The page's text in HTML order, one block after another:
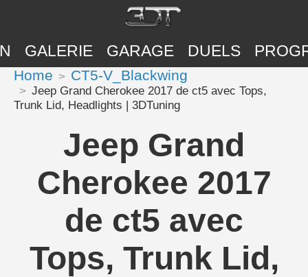
GALERIE GARAGE DUELS
Home CT5-V_Blackwing
Jeep Grand Cherokee 2017 de ct5 avec Tops,
Trunk Lid, Headlights | 3DTuning
Jeep Grand
Cherokee 2017
de ct5 avec
Tops, Trunk Lid,